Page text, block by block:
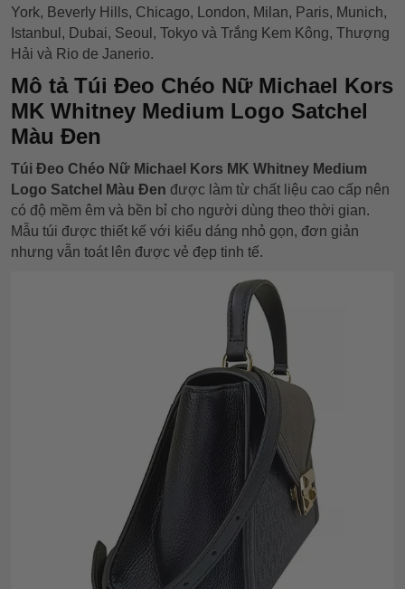
York, Beverly Hills, Chicago, London, Milan, Paris, Munich,
Istanbul, Dubai, Seoul, Tokyo và Trắng Kem Kông, Thượng
Hải và Rio de Janerio.
Mô tả Túi Đeo Chéo Nữ Michael Kors
MK Whitney Medium Logo Satchel
Màu Đen
Túi Đeo Chéo Nữ Michael Kors MK Whitney Medium
Logo Satchel Màu Đen được làm từ chất liệu cao cấp nên
có độ mềm êm và bền bỉ cho người dùng theo thời gian.
Mẫu túi được thiết kế với kiểu dáng nhỏ gọn, đơn giản
nhưng vẫn toát lên được vẻ đẹp tinh tế.